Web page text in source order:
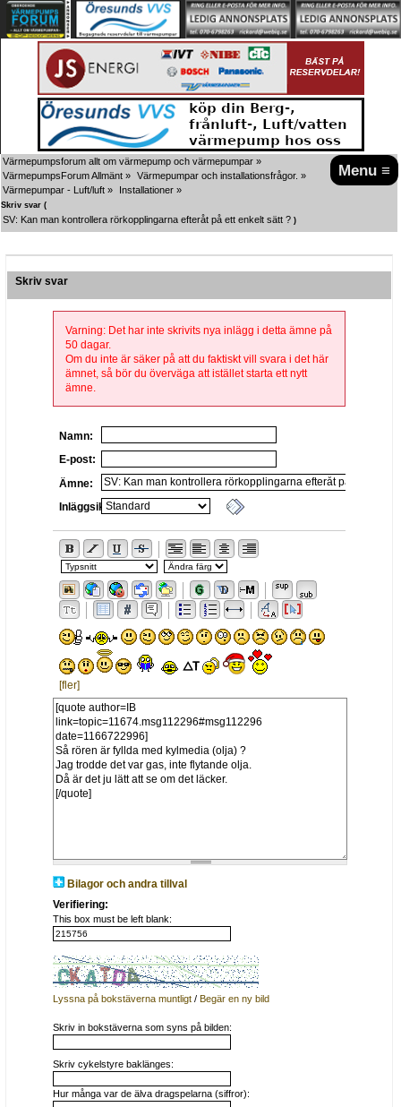
Menu ≡
Värmepumpsforum allt om värmepump och värmepumpar »
VärmepumpsForum Allmänt » Värmepumpar och installationsfrågor. »
Värmepumpar - Luft/luft » Installationer »
Skriv svar (
SV: Kan man kontrollera rörkopplingarna efteråt på ett enkelt sätt ? )
Skriv svar
Varning: Det har inte skrivits nya inlägg i detta ämne på
50 dagar.
Om du inte är säker på att du faktiskt vill svara i det här
ämnet, så bör du överväga att istället starta ett nytt
ämne.
Namn:
E-post:
Ämne:
Inläggsikon:
[fler]
Bilagor och andra tillval
Verifiering:
This box must be left blank:
Lyssna på bokstäverna muntligt /Begär en ny bild
Skriv in bokstäverna som syns på bilden:
Skriv cykelstyre baklänges:
Hur många var de älva dragspelarna (siffror):